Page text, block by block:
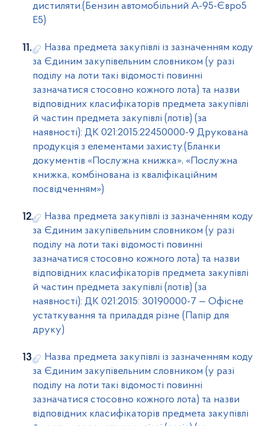
дистиляти.(Бензин автомобільний А-95-Євро5
Е5)
Назва предмета закупівлі із зазначенням коду
за Єдиним закупівельним словником (у разі
поділу на лоти такі відомості повинні
зазначатися стосовно кожного лота) та назви
відповідних класифікаторів предмета закупівлі
й частин предмета закупівлі (лотів) (за
наявності): ДК 021:2015:22450000-9 Друкована
продукція з елементами захисту.(Бланки
документів «Послужна книжка», «Послужна
книжка, комбінована із кваліфікаційним
посвідченням»)
Назва предмета закупівлі із зазначенням коду
за Єдиним закупівельним словником (у разі
поділу на лоти такі відомості повинні
зазначатися стосовно кожного лота) та назви
відповідних класифікаторів предмета закупівлі
й частин предмета закупівлі (лотів) (за
наявності): ДК 021:2015: 30190000-7 — Офісне
устаткування та приладдя різне (Папір для
друку)
Назва предмета закупівлі із зазначенням коду
за Єдиним закупівельним словником (у разі
поділу на лоти такі відомості повинні
зазначатися стосовно кожного лота) та назви
відповідних класифікаторів предмета закупівлі